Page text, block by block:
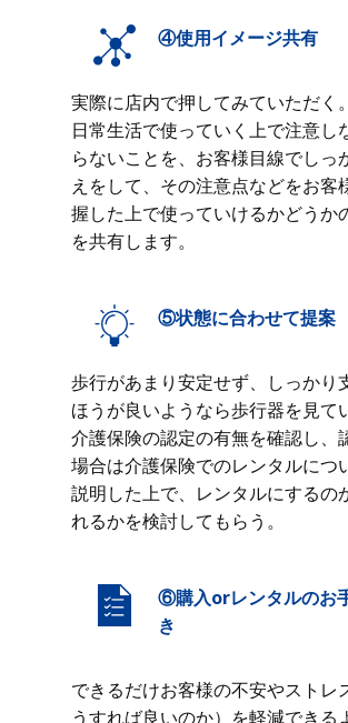
④使用イメージ共有
実際に店内で押してみていただく
日常生活で使っていく上で注意し
らないことを、お客様目線でしっ
えをして、その注意点などをお客
握した上で使っていけるかどうか
を共有します。
⑤状態に合わせて提案
歩行があまり安定せず、しっかり
ほうが良いようなら歩行器を見て
介護保険の認定の有無を確認し、
場合は介護保険でのレンタルにつ
説明した上で、レンタルにするの
れるかを検討してもらう。
⑥購入orレンタルのお
き
できるだけお客様の不安やストレ
うすれば良いのか）を軽減できる